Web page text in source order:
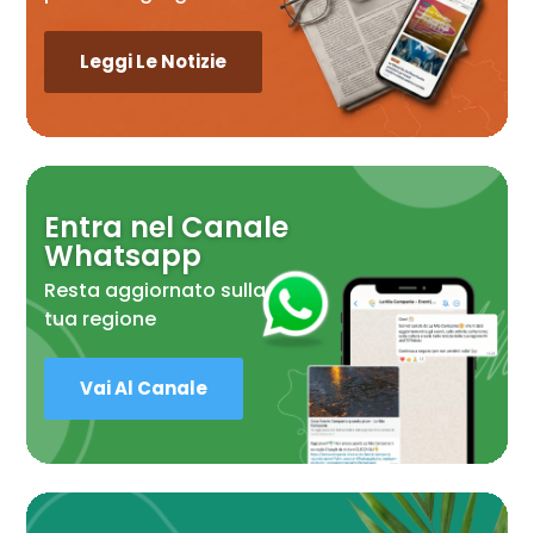
Leggi Le Notizie
Entra nel Canale
Whatsapp
Resta aggiornato sulla
tua regione
Vai Al Canale